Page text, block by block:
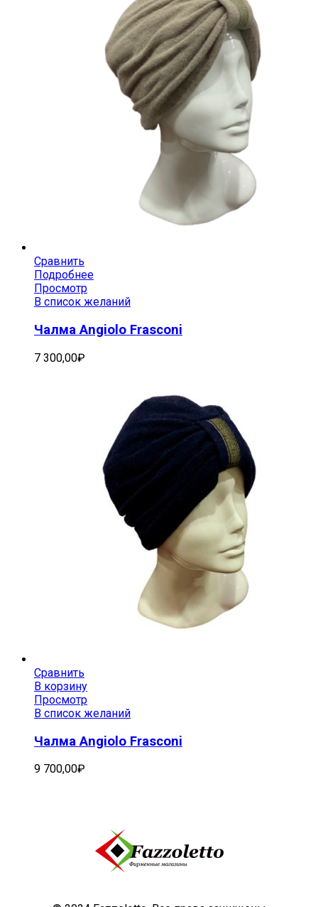
Сравнить
Подробнее
Просмотр
В список желаний
Чалма Angiolo Frasconi
7 300,00₽
Сравнить
В корзину
Просмотр
В список желаний
Чалма Angiolo Frasconi
9 700,00₽